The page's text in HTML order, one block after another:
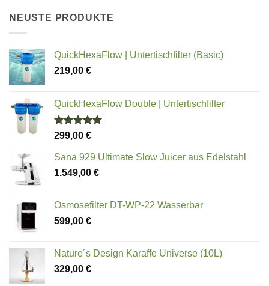
NEUSTE PRODUKTE
QuickHexaFlow | Untertischfilter (Basic)
219,00 €
QuickHexaFlow Double | Untertischfilter
Bewertet
von 5
299,00 €
Sana 929 Ultimate Slow Juicer aus Edelstahl
1.549,00 €
Osmosefilter DT-WP-22 Wasserbar
599,00 €
Nature´s Design Karaffe Universe (10L)
329,00 €